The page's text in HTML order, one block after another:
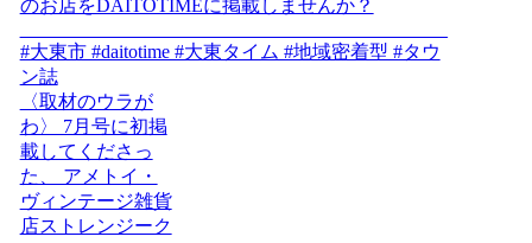
〈取材のウラが
わ〉 7月号に初掲
載してくださっ
た、 アメトイ・
ヴィンテージ雑貨
店ストレンジーク